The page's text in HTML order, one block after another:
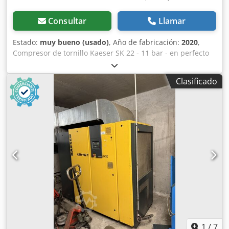
Consultar Llamar
Estado: muy bueno (usado), Año de fabricación: 2020,
Compresor de tornillo Kaeser SK 22 - 11 bar - en perfecto
estado - Caudal a 11,0 bar (g) 1,67 m³/min Consumo
eléctrico total del sistema a 11,0 bar (g) 13,7 kW Presión
máxima 11,00 bar Eficiencia del motor de transmisión a
plena carga 91,2 % Clase de eficiencia del motor de
transmisión IE3 Potencia nominal del motor de transmisión
11,0 kW Velocidad del motor de transmisión 2960 1/min
Grado de protección del motor de transmisión IP 55
Alimentación eléctrica 400 V / 3 / 50 Hz Temperatura del
aire comprimido a la salida, por encima de la temperatura
ambiente (a +20 °C, 30 % de humedad relativa) 6 K Nivel
de presión sonora 66 dB(A) Caudal máximo de aire caliente
utilizable 2500 m³/h Conexión de aire comprimido G 1
Capacidad de aceite de refrigeración 7,0 l Tipo de aceite
de refrigeración Compresor SIGMA FLUID MOL
Dimensiones (ancho x profundidad x alto) 750 mm x 895
mm x 1260 mm Peso 312 kg Ubicación: disponible en el
Clasificado